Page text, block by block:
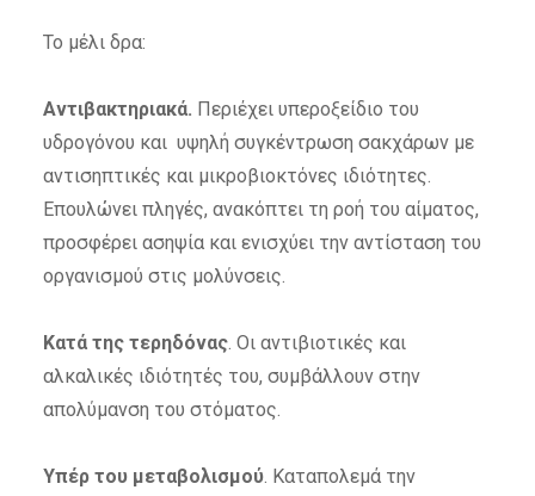
Το μέλι δρα:
Αντιβακτηριακά. Περιέχει υπεροξείδιο του
υδρογόνου και υψηλή συγκέντρωση σακχάρων με
αντισηπτικές και μικροβιοκτόνες ιδιότητες.
Επουλώνει πληγές, ανακόπτει τη ροή του αίματος,
προσφέρει ασηψία και ενισχύει την αντίσταση του
οργανισμού στις μολύνσεις.
Κατά της τερηδόνας. Οι αντιβιοτικές και
αλκαλικές ιδιότητές του, συμβάλλουν στην
απολύμανση του στόματος.
Υπέρ του μεταβολισμού. Καταπολεμά την